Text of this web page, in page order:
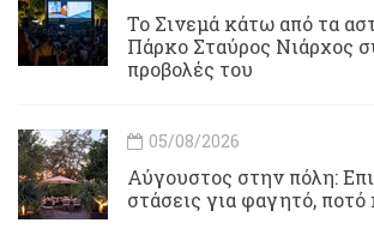
To Σινεμά κάτω από τα
Πάρκο Σταύρος Νιάρχος
προβολές του
05/08/2026
Αύγουστος στην πόλη:
στάσεις για φαγητό,